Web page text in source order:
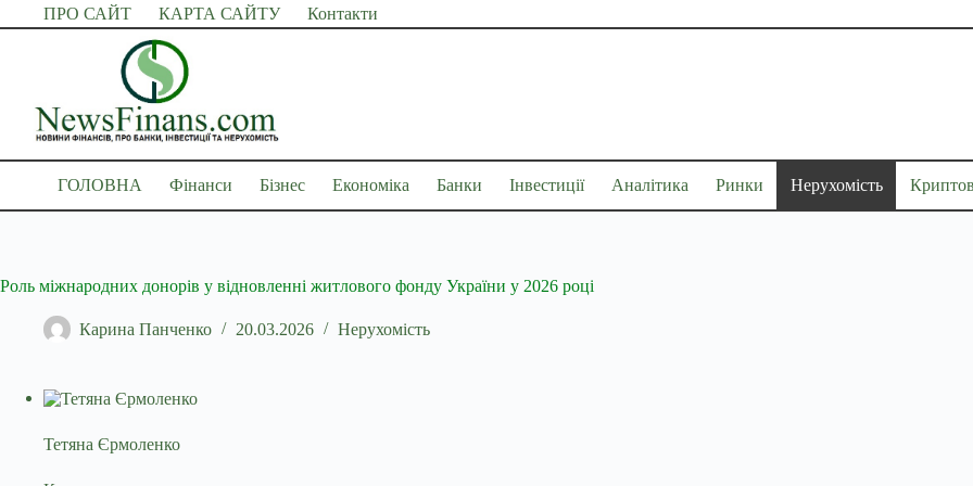
Перейти
до
ПРО САЙТ КАРТА САЙТУ Контакти
ГОЛОВНА Фінанси Бізнес Економіка Банки Інвестиції Аналітика Ринки Нерухомість
Роль міжнародних донорів у відновленні житлового фонду України у 2026 році
Карина Панченко 20.03.2026 Нерухомість
Тетяна Єрмоленко